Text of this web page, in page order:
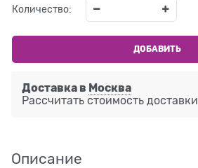
Количество:
ДОБАВИТЬ
Доставка в Москва
Рассчитать стоимость доставки
Описание